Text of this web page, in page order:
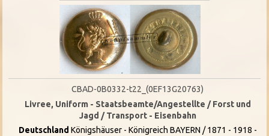
CBAD-0B0332-t22_(0EF13G20763)
Livree, Uniform - Staatsbeamte/Angestellte / Forst und
Jagd / Transport - Eisenbahn
Deutschland Königshäuser - Königreich BAYERN / 1871 - 1918 -